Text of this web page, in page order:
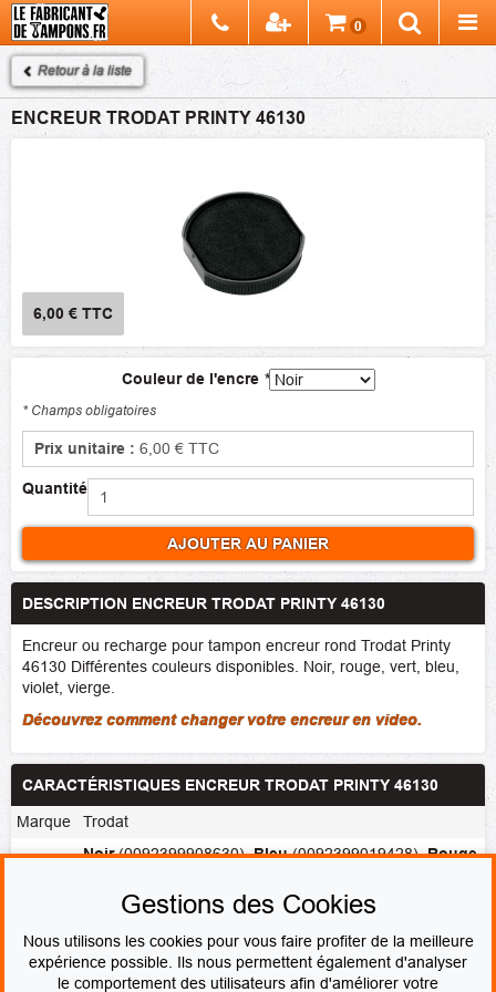
Retour à la liste
ENCREUR TRODAT PRINTY 46130
6,00 € TTC
Couleur de l'encre *
* Champs obligatoires
Prix unitaire : 6,00 € TTC
Quantité
AJOUTER AU PANIER
DESCRIPTION ENCREUR TRODAT PRINTY 46130
Encreur ou recharge pour tampon encreur rond Trodat Printy
46130 Différentes couleurs disponibles. Noir, rouge, vert, bleu,
violet, vierge.
Découvrez comment changer votre encreur en video.
CARACTÉRISTIQUES ENCREUR TRODAT PRINTY 46130
Marque Trodat
Couleur
Noir (0092399908630),Bleu (0092399019428),Rouge
(0092399019459) ,Vierge (0092399019497)
Bleu/Rouge
Gestions des Cookies
Nous utilisons les cookies pour vous faire profiter de la meilleure
expérience possible. Ils nous permettent également d'analyser
le comportement des utilisateurs afin d'améliorer votre
0
Chercher